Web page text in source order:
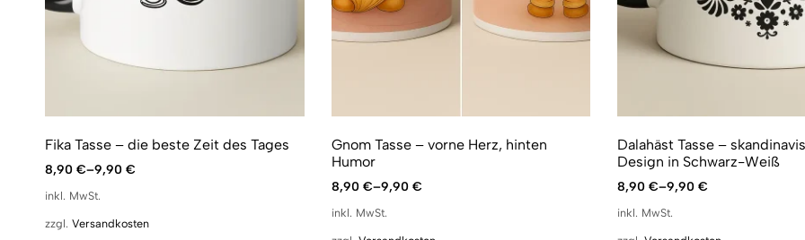
Fika Tasse – die beste Zeit des Tages
8,90 €–9,90 €
inkl. MwSt.
zzgl. Versandkosten
Gnom Tasse – vorne Herz, hinten
Humor
8,90 €–9,90 €
inkl. MwSt.
Dalahäst Tasse –
Design in Schwarz-Weiß
8,90 €–9,90 €
inkl. MwSt.